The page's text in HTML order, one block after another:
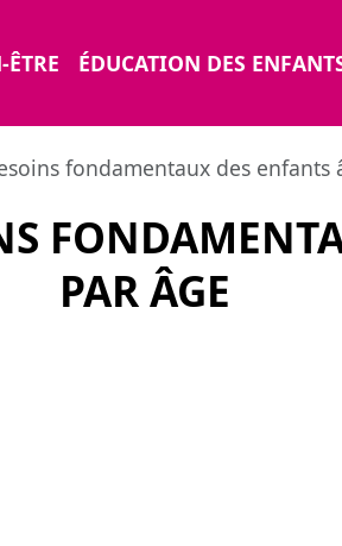
ÉDUCATION DES
fondamentaux des enfants
PAR ÂGE